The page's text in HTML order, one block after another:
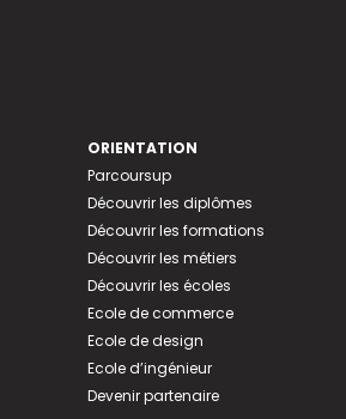
ORIENTATION
Parcoursup
Découvrir les diplômes
Découvrir les formations
Découvrir les métiers
Découvrir les écoles
Ecole de commerce
Ecole de design
Ecole d’ingénieur
Devenir partenaire